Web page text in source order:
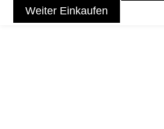
Weiter Einkaufen